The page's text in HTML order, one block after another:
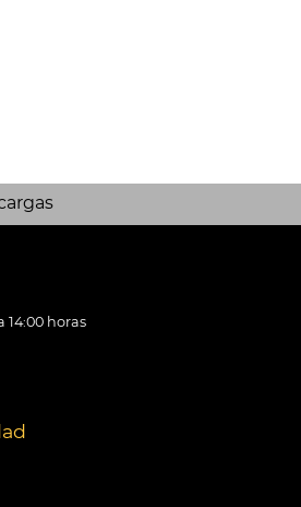
14:00 horas